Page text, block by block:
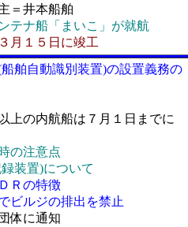
＝井本船舶
テナ船「まいこ」が就航
月１５日に竣工
舶自動識別装置)の設置義務の
上の内航船は７月１日までに
注意点
置)について
Ｒの特徴
ビルジの排出を禁止
体に通知